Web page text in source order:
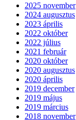
2025 november
2024 augusztus
2023 április
2022 október
2022 július
2021 február
2020 október
2020 augusztus
2020 április
2019 december
2019 május
2019 március
2018 november